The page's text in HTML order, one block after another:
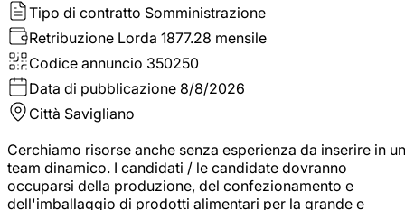
Tipo di contratto Somministrazione
Retribuzione Lorda 1877.28 mensile
Codice annuncio 350250
Data di pubblicazione 8/8/2026
Città Savigliano
Cerchiamo risorse anche senza esperienza da inserire in un
team dinamico. I candidati / le candidate dovranno
occuparsi della produzione, del confezionamento e
dell'imballaggio di prodotti alimentari per la grande e